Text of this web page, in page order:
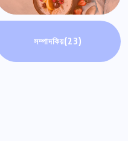
সম্পাদকিয়(23)